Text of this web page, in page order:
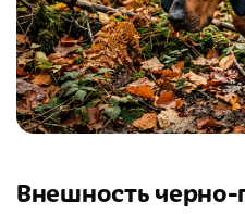
Внешность черно-